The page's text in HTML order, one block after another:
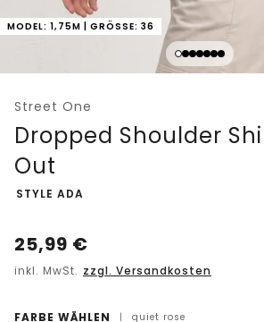
MODEL: 1,75M | GRÖSSE: 36
Street One
Dropped Shoulder
Out
-
STYLE ADA
25,99 €
inkl. MwSt. zzgl. Versandkosten
FARBE WÄHLEN | quiet rose